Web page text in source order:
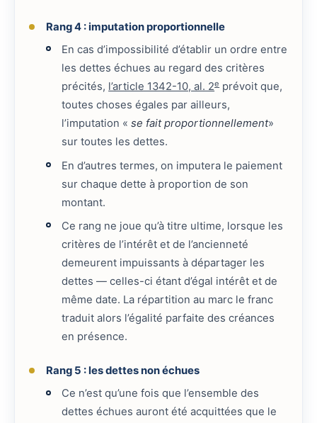
Rang 4 : imputation proportionnelle
En cas d’impossibilité d’établir un ordre entre
les dettes échues au regard des critères
précités, l’article 1342-10, al. 2e prévoit que,
toutes choses égales par ailleurs,
l’imputation «se fait proportionnellement»
sur toutes les dettes.
En d’autres termes, on imputera le paiement
sur chaque dette à proportion de son
montant.
Ce rang ne joue qu’à titre ultime, lorsque les
critères de l’intérêt et de l’ancienneté
demeurent impuissants à départager les
dettes — celles-ci étant d’égal intérêt et de
même date. La répartition au marc le franc
traduit alors l’égalité parfaite des créances
en présence.
Rang 5 : les dettes non échues
Ce n’est qu’une fois que l’ensemble des
dettes échues auront été acquittées que le